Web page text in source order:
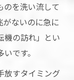
のを洗い流して
がないのに急に
機の訪れ」とい
です。
放すタイミング